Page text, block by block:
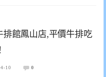
排館鳳山店,平價牛排吃
10 0